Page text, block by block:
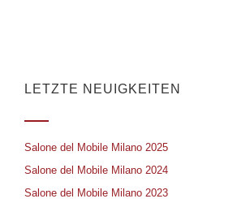
LETZTE NEUIGKEITEN
Salone del Mobile Milano 2025
Salone del Mobile Milano 2024
Salone del Mobile Milano 2023